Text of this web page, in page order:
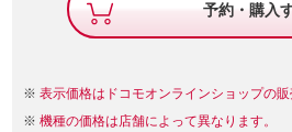
予約・購入
表示価格はドコモオンラインショップの販
機種の価格は店舗によって異なります。